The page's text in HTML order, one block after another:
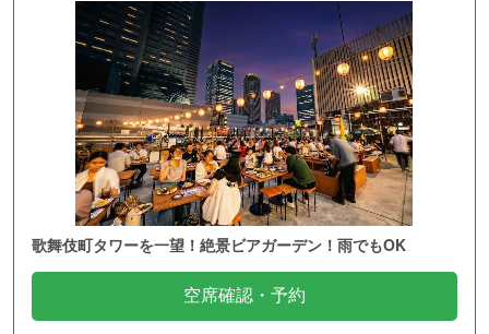
歌舞伎町タワーを一望！絶景ビアガーデン！雨でもOK
空席確認・予約